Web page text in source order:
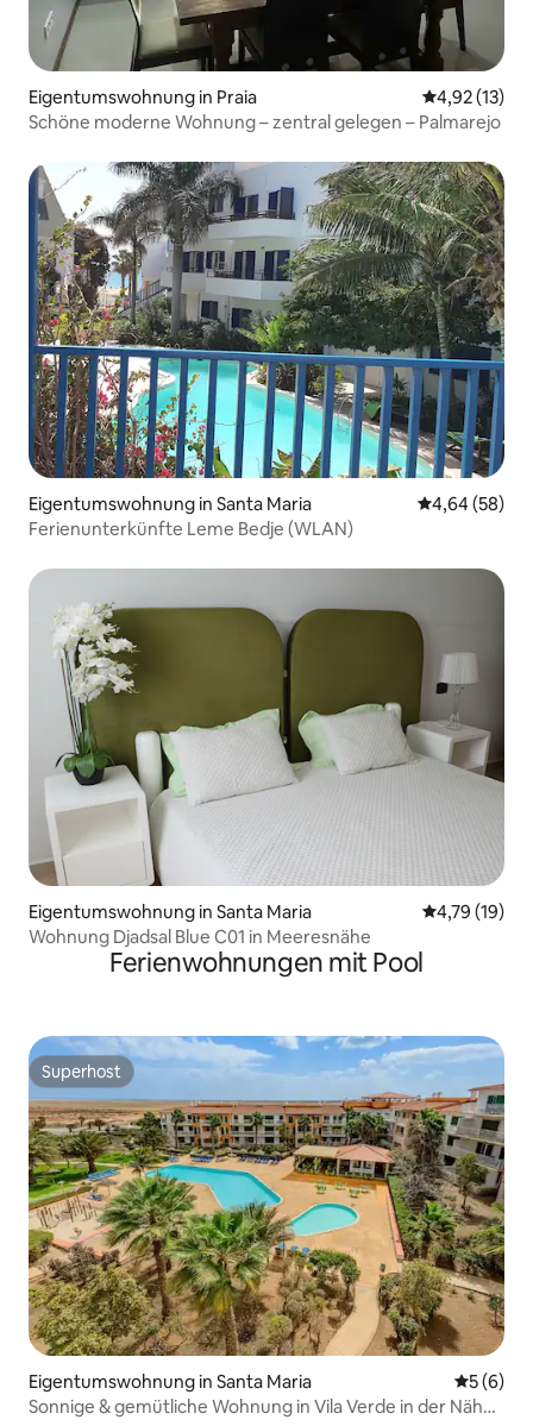
Eigentumswohnung in Praia
4,92 (13)
Schöne moderne Wohnung – zentral gelegen – Palmarejo
Eigentumswohnung in Santa Maria
4,64 (58)
Ferienunterkünfte Leme Bedje (WLAN)
Eigentumswohnung in Santa Maria
4,79 (19)
Wohnung Djadsal Blue C01 in Meeresnähe
Ferienwohnungen mit Pool
Superhost
Superhost
Eigentumswohnung in Santa Maria
5 (6)
Sonnige & gemütliche Wohnung in Vila Verde in der Nähe